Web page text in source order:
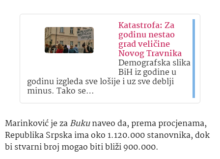
Katastrofa: Za
godinu nestao
grad veličine
Novog Travnika
Demografska slika
BiH iz godine u
godinu izgleda sve lošije i uz sve deblji
minus. Tako se…
Marinković je zaBukunaveo da, prema procjenama,
Republika Srpska ima oko 1.120.000 stanovnika, dok
bi stvarni broj mogao biti bliži 900.000.